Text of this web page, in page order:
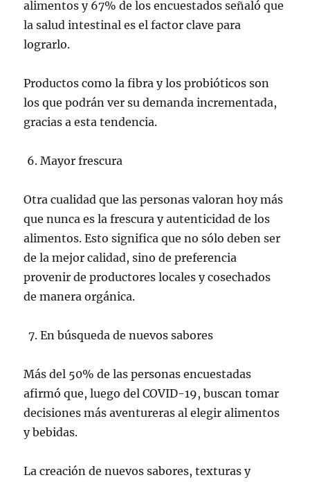
alimentos y 67% de los encuestados señaló que
la salud intestinal es el factor clave para
lograrlo.
Productos como la fibra y los probióticos son
los que podrán ver su demanda incrementada,
gracias a esta tendencia.
Mayor frescura
Otra cualidad que las personas valoran hoy más
que nunca es la frescura y autenticidad de los
alimentos. Esto significa que no sólo deben ser
de la mejor calidad, sino de preferencia
provenir de productores locales y cosechados
de manera orgánica.
En búsqueda de nuevos sabores
Más del 50% de las personas encuestadas
afirmó que, luego del COVID-19, buscan tomar
decisiones más aventureras al elegir alimentos
y bebidas.
La creación de nuevos sabores, texturas y